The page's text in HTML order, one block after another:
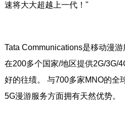
速将大大超越上一代！"
Tata Communications是移动漫游
在200多个国家/地区提供2G/3G/
好的往绩。 与700多家MNO的全
5G漫游服务方面拥有天然优势。